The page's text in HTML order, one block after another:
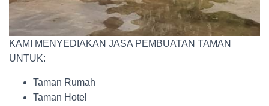
KAMI MENYEDIAKAN JASA PEMBUATAN TAMAN
UNTUK:
Taman Rumah
Taman Hotel